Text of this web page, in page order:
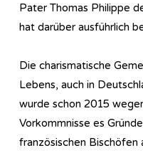
Pater Thomas Philippe
hat darüber ausführlich
Die charismatische
Lebens, auch in
wurde schon 2015
Vorkommnisse es
französischen Bischöfen